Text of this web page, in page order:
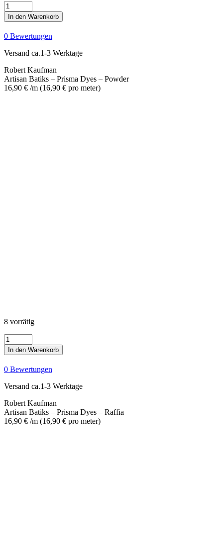
Artisan
Batiks
-
Prisma
Dyes
-
Powder
Menge
In den Warenkorb
0 Bewertungen
Versand ca.1-3 Werktage
Robert Kaufman
Artisan Batiks – Prisma Dyes – Powder
16,90 € /m (16,90 € pro meter)
8 vorrätig
Artisan
Batiks
-
Prisma
Dyes
-
Raffia
Menge
In den Warenkorb
0 Bewertungen
Versand ca.1-3 Werktage
Robert Kaufman
Artisan Batiks – Prisma Dyes – Raffia
16,90 € /m (16,90 € pro meter)